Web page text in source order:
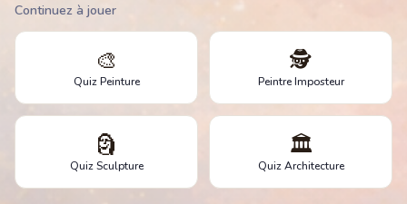
Continuez à jouer
🎨
Quiz Peinture
🕵️
Peintre Imposteur
🗿
Quiz Sculpture
🏛️
Quiz Architecture